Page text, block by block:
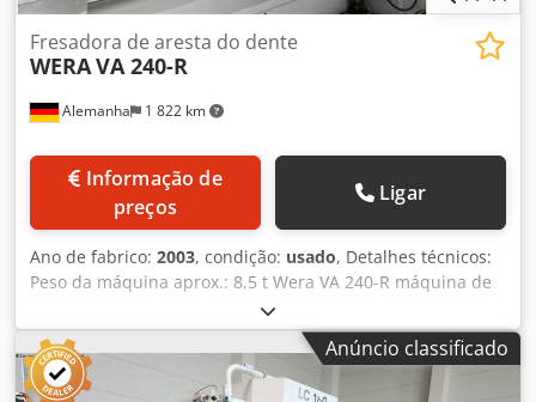
Alemanha 1 822 km
Fresadora de aresta do dente
WERAVA 240-R
preços
Ligar
Ano de fabrico: 2003, condição: usado, Detalhes técnicos:
Peso da máquina aprox.: 8,5 t Wera VA 240-R máquina de
fresar borda de dentes Cedpfx Afszbbx Ae Reha Utilização:
fabricação de sincronização de dentes, chanfragem de
sincronização de dentes e remoção de rebarba Esteira de
entrada e saída Ano de fabricação: 2003 Comando 840 D
Anúncio classificado